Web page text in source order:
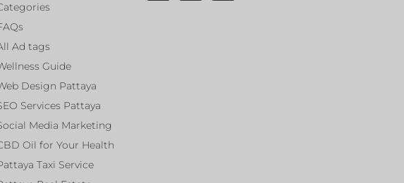
Ad tags
Guide
Design Pattaya
Services Pattaya
Media Marketing
Oil for Your Health
Taxi Service